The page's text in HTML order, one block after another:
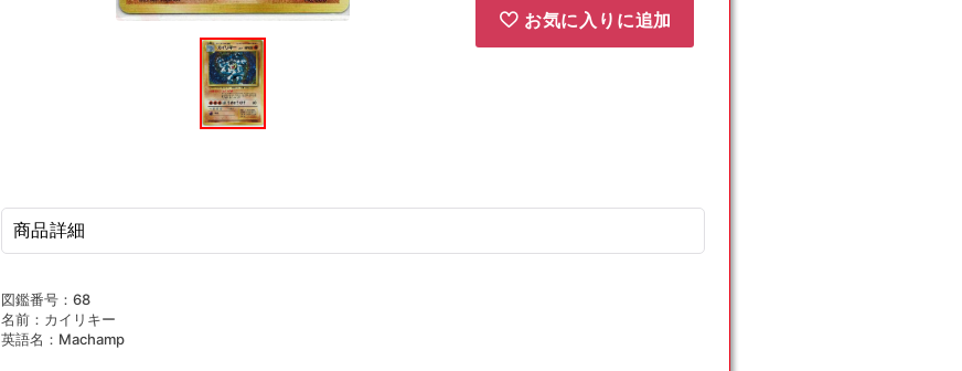
(1)
を
お気に入りに追加
商品詳細
図鑑番号：68
名前：カイリキー
英語名：Machamp